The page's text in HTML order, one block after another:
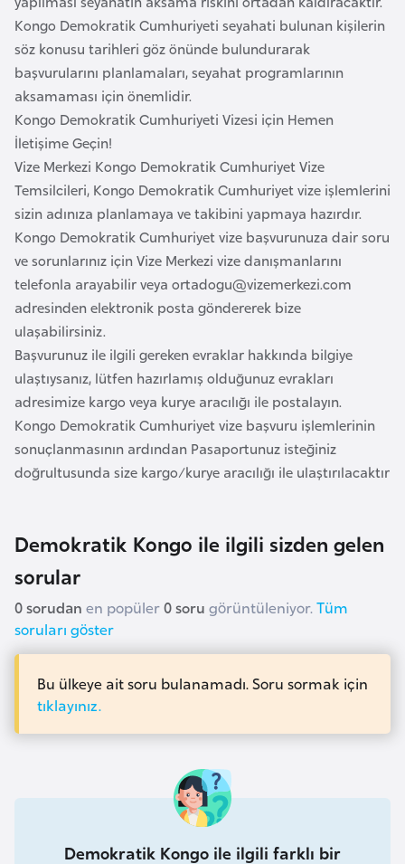
Kongo Demokratik Cumhuriyeti seyahati bulunan kişilerin
söz konusu tarihleri göz önünde bulundurarak
başvurularını planlamaları, seyahat programlarının
aksamaması için önemlidir.
Kongo Demokratik Cumhuriyeti Vizesi için Hemen
İletişime Geçin!
Vize Merkezi Kongo Demokratik Cumhuriyet Vize
Temsilcileri, Kongo Demokratik Cumhuriyet vize işlemlerini
sizin adınıza planlamaya ve takibini yapmaya hazırdır.
Kongo Demokratik Cumhuriyet vize başvurunuza dair soru
ve sorunlarınız için Vize Merkezi vize danışmanlarını
telefonla arayabilir veya ortadogu@vizemerkezi.com
adresinden elektronik posta göndererek bize
ulaşabilirsiniz.
Başvurunuz ile ilgili gereken evraklar hakkında bilgiye
ulaştıysanız, lütfen hazırlamış olduğunuz evrakları
adresimize kargo veya kurye aracılığı ile postalayın.
Kongo Demokratik Cumhuriyet vize başvuru işlemlerinin
sonuçlanmasının ardından Pasaportunuz isteğiniz
doğrultusunda size kargo/kurye aracılığı ile ulaştırılacaktır
Demokratik Kongo ile ilgili sizden gelen
sorular
0 sorudan en popüler0 soru görüntüleniyor.Tüm
soruları göster
Bu ülkeye ait soru bulanamadı. Soru sormak için
tıklayınız.
Demokratik Kongo ile ilgili farklı bir
B
e
l
a
r
u
s
B
e
l
ç
i
k
a
B
n
B
s
n
a
H
s